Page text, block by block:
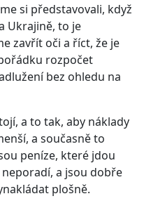
si představovali, když
Ukrajině, to je
zavřít oči a říct, že je
rozpočet
bez ohledu na
a to tak, aby náklady
a současně to
peníze, které jdou
a jsou dobře
plošně.